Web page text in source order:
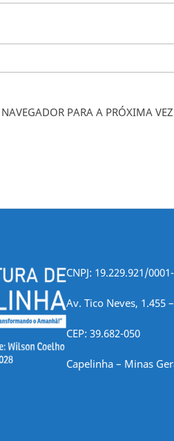
PARA A PRÓXIMA
CNPJ: 19.229.921/
Av. Tico Neves, 1.455
CEP: 39.682-050
Capelinha – Minas